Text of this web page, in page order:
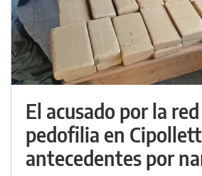
El acusado por la
pedofilia en
antecedentes por